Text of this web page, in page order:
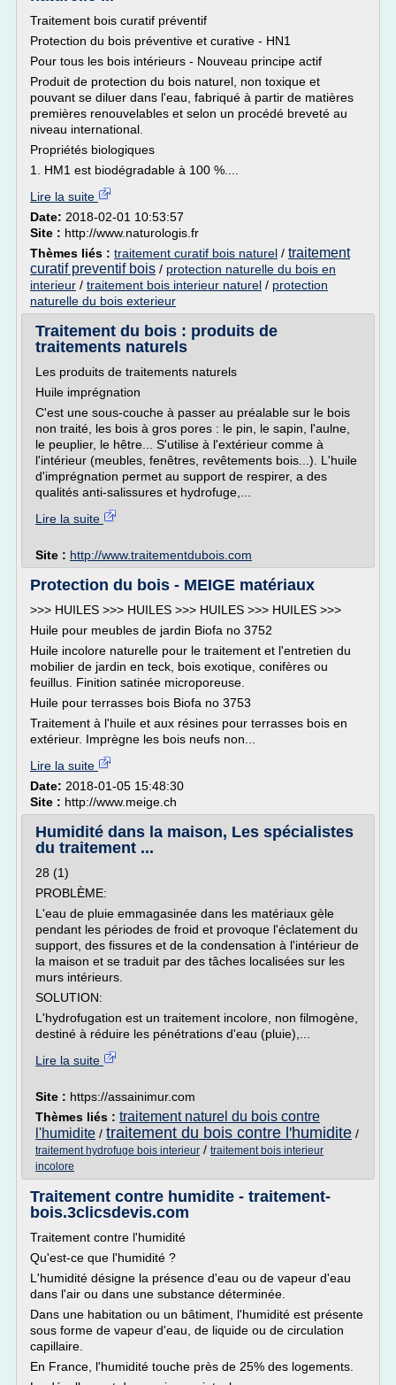
Traitement bois curatif préventif
Protection du bois préventive et curative - HN1
Pour tous les bois intérieurs - Nouveau principe actif
Produit de protection du bois naturel, non toxique et
pouvant se diluer dans l'eau, fabriqué à partir de matières
premières renouvelables et selon un procédé breveté au
niveau international.
Propriétés biologiques
1. HM1 est biodégradable à 100 %....
Lire la suite
Date: 2018-02-01 10:53:57
Site : http://www.naturologis.fr
Thèmes liés : traitement curatif bois naturel / traitement
curatif preventif bois / protection naturelle du bois en
interieur / traitement bois interieur naturel / protection
naturelle du bois exterieur
Traitement du bois : produits de
traitements naturels
Les produits de traitements naturels
Huile imprégnation
C'est une sous-couche à passer au préalable sur le bois
non traité, les bois à gros pores : le pin, le sapin, l'aulne,
le peuplier, le hêtre... S'utilise à l'extérieur comme à
l'intérieur (meubles, fenêtres, revêtements bois...). L'huile
d'imprégnation permet au support de respirer, a des
qualités anti-salissures et hydrofuge,...
Lire la suite
Site : http://www.traitementdubois.com
Protection du bois - MEIGE matériaux
>>> HUILES >>> HUILES >>> HUILES >>> HUILES >>>
Huile pour meubles de jardin Biofa no 3752
Huile incolore naturelle pour le traitement et l'entretien du
mobilier de jardin en teck, bois exotique, conifères ou
feuillus. Finition satinée microporeuse.
Huile pour terrasses bois Biofa no 3753
Traitement à l'huile et aux résines pour terrasses bois en
extérieur. Imprègne les bois neufs non...
Lire la suite
Date: 2018-01-05 15:48:30
Site : http://www.meige.ch
Humidité dans la maison, Les spécialistes
du traitement ...
28 (1)
PROBLÈME:
L'eau de pluie emmagasinée dans les matériaux gèle
pendant les périodes de froid et provoque l'éclatement du
support, des fissures et de la condensation à l'intérieur de
la maison et se traduit par des tâches localisées sur les
murs intérieurs.
SOLUTION:
L'hydrofugation est un traitement incolore, non filmogène,
destiné à réduire les pénétrations d'eau (pluie),...
Lire la suite
Site : https://assainimur.com
Thèmes liés : traitement naturel du bois contre
l'humidite / traitement du bois contre l'humidite /
traitement hydrofuge bois interieur / traitement bois interieur
incolore
Traitement contre humidite - traitement-
bois.3clicsdevis.com
Traitement contre l'humidité
Qu'est-ce que l'humidité ?
L'humidité désigne la présence d'eau ou de vapeur d'eau
dans l'air ou dans une substance déterminée.
Dans une habitation ou un bâtiment, l'humidité est présente
sous forme de vapeur d'eau, de liquide ou de circulation
capillaire.
En France, l'humidité touche près de 25% des logements.